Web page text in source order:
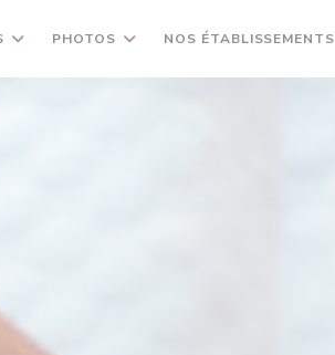
de cookies
PHOTOS NOS ÉTABLISSEMENTS